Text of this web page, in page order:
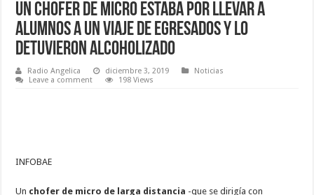
Un chofer de micro estaba por llevar a
alumnos a un viaje de egresados y lo
detuvieron alcoholizado
Radio Angelica diciembre 3, 2019
Noticias
Leave a comment
198 Views
INFOBAE
Un chofer de micro de larga distancia -que se dirigía con